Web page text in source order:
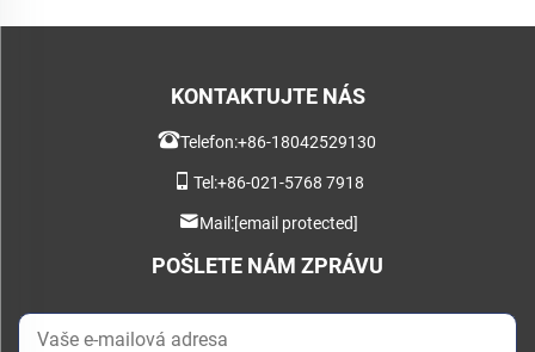
KONTAKTUJTE NÁS
Telefon:+86-18042529130
Tel:+86-021-5768 7918
Mail:[email protected]
POŠLETE NÁM ZPRÁVU